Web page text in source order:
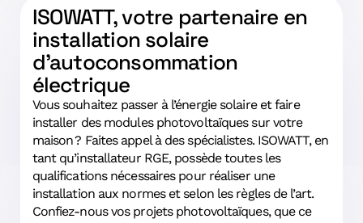
ISOWATT, votre partenaire en
installation solaire
d’autoconsommation
électrique
Vous souhaitez passer à l’énergie solaire et faire
installer des modules photovoltaïques sur votre
maison ? Faites appel à des spécialistes. ISOWATT, en
tant qu’installateur RGE, possède toutes les
qualifications nécessaires pour réaliser une
installation aux normes et selon les règles de l’art.
Confiez-nous vos projets photovoltaïques, que ce